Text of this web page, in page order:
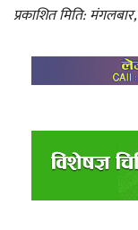
प्रकाशित मिति: